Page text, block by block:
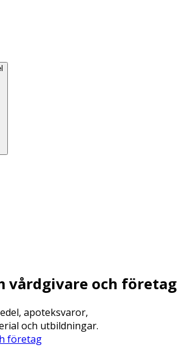
vårdgivare och företag
apoteksvaror,
och utbildningar.
företag